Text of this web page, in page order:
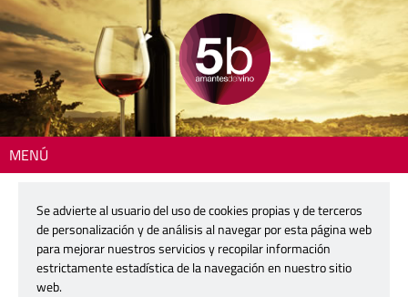
MENÚ
251217-vinyerones-do-ur-03
17 diciembre, 2025
Se advierte al usuario del uso de cookies propias y de terceros
de personalización y de análisis al navegar por esta página web
para mejorar nuestros servicios y recopilar información
estrictamente estadística de la navegación en nuestro sitio
web.